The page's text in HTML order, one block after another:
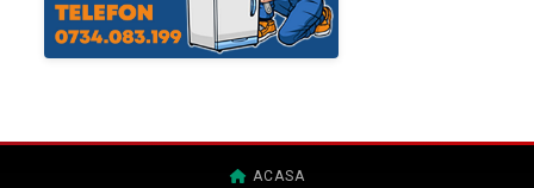
ACASA